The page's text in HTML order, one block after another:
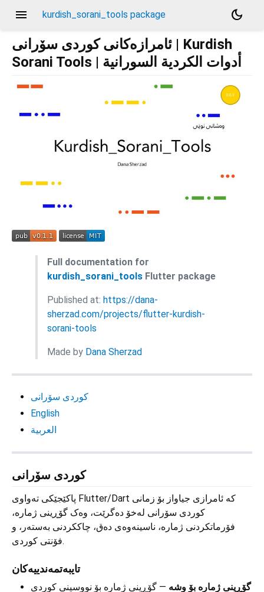
menu kurdish_sorani_tools package
dark_mode
ئامرازەکانی کوردی سۆرانی | Kurdish
Sorani Tools | أدوات الكردية السورانية
Full documentation for
kurdish_sorani_tools Flutter package
Published at: https://dana-
sherzad.com/projects/flutter-kurdish-
sorani-tools
Made by Dana Sherzad
کوردی سۆرانی
English
العربية
کوردی سۆرانی
پاکێجێکی تەواوی Flutter/Dart کە ئامرازی جیاواز بۆ زمانی
کوردی سۆرانی لەخۆ دەگرێت، وەک گۆڕینی ژمارە،
فۆرماتکردنی ژمارە، ناسینەوەی دەق، چاککردنی بەستەر، و
فۆنتی کوردی.
تایبەتمەندییەکان
گۆڕینی ژمارە بۆ وشە — گۆڕینی ژمارە بۆ نووسینی کوردی